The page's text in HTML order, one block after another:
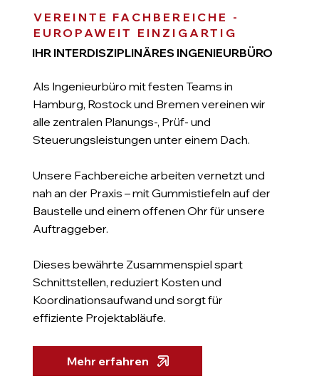
VEREINTE FACHBEREICHE -
EUROPAWEIT EINZIGARTIG
IHR INTERDISZIPLINÄRES INGENIEURBÜRO
Als Ingenieurbüro mit festen Teams in
Hamburg, Rostock und Bremen vereinen wir
alle zentralen Planungs-, Prüf- und
Steuerungsleistungen unter einem Dach.
Unsere Fachbereiche arbeiten vernetzt und
nah an der Praxis – mit Gummistiefeln auf der
Baustelle und einem offenen Ohr für unsere
Auftraggeber.
Dieses bewährte Zusammenspiel spart
Schnittstellen, reduziert Kosten und
Koordinationsaufwand und sorgt für
effiziente Projektabläufe.
Mehr erfahren